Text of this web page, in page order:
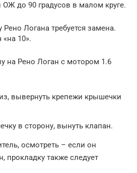
до 90 градусов в малом круге.
Рено Логана требуется замена.
10».
на Рено Логан с мотором 1.6
вывернуть крепежи крышечки
в сторону, вынуть клапан.
осмотреть – если он
прокладку также следует